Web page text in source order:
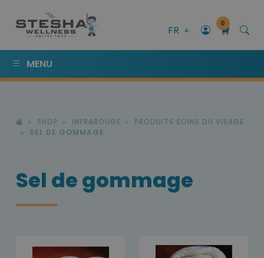
FR
0
MENU
SHOP INFRAROUGE
PRODUITS SOINS DU VISAGE
SEL DE GOMMAGE
Sel de gommage